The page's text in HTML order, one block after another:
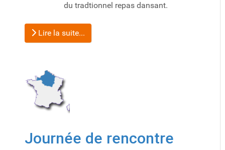
du tradtionnel repas dansant.
Lire la suite...
Journée de rencontre